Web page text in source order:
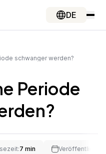
DE
schwanger werden?
Periode
7 min